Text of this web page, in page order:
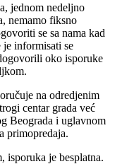
jednom nedeljno
nemamo fiksno
se sa nama kad
je informisati se
oko isporuke
na odredjenim
centar grada već
Beograda i uglavnom
primopredaja.
isporuka je besplatna.